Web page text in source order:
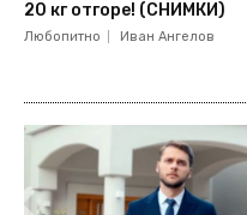
20 кг отгоре! (СНИМКИ)
Любопитно Иван Ангелов